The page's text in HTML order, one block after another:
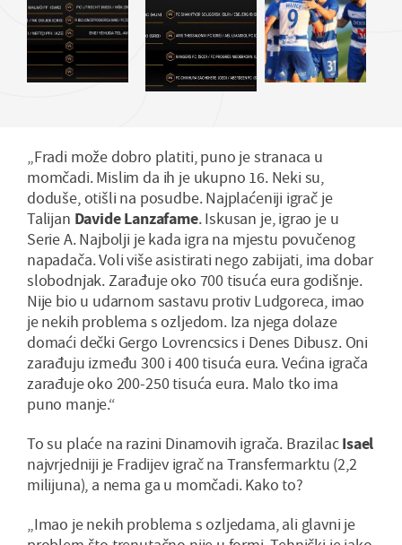
„Fradi može dobro platiti, puno je stranaca u
momčadi. Mislim da ih je ukupno 16. Neki su,
doduše, otišli na posudbe. Najplaćeniji igrač je
Talijan Davide Lanzafame. Iskusan je, igrao je u
Serie A. Najbolji je kada igra na mjestu povučenog
napadača. Voli više asistirati nego zabijati, ima dobar
slobodnjak. Zarađuje oko 700 tisuća eura godišnje.
Nije bio u udarnom sastavu protiv Ludgoreca, imao
je nekih problema s ozljedom. Iza njega dolaze
domaći dečki Gergo Lovrencsics i Denes Dibusz. Oni
zarađuju između 300 i 400 tisuća eura. Većina igrača
zarađuje oko 200-250 tisuća eura. Malo tko ima
puno manje.“
To su plaće na razini Dinamovih igrača. BrazilacIsael
najvrjedniji je Fradijev igrač na Transfermarktu (2,2
milijuna), a nema ga u momčadi. Kako to?
„Imao je nekih problema s ozljedama, ali glavni je